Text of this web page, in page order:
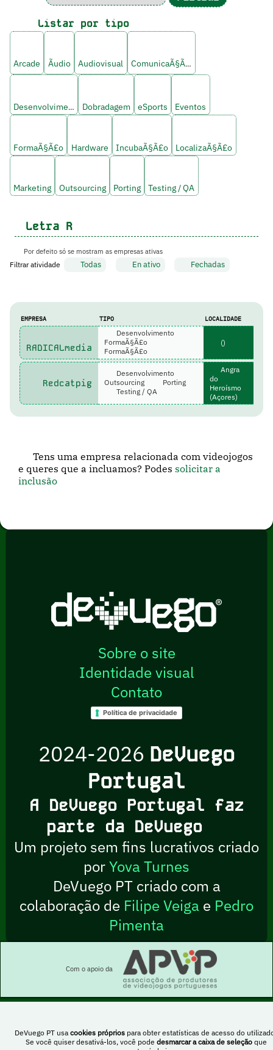
Listar por tipo
Arcade Ãudio Audiovisual ComunicaÃ§Ã£o
Desenvolvimento Dobradagem eSports Eventos
FormaÃ§Ã£o Hardware IncubaÃ§Ã£o LocalizaÃ§Ã£o
Marketing Outsourcing Porting Testing / QA
Letra R
Por defeito só se mostram as empresas ativas
Filtrar atividade Todas En ativo Fechadas
EMPRESA TIPO LOCALIDADE
RADICALmedia
Desenvolvimento
FormaÃ§Ã£o
FormaÃ§Ã£o
()
Redcatpig
Desenvolvimento
Outsourcing
Porting
Testing / QA
Angra
do
Heroísmo
(Açores)
Tens uma empresa relacionada com videojogos
e queres que a incluamos? Podes solicitar a
inclusão
DeVuego PT usa cookies própriospara obter estatísticas de acesso do
Se você quiser desativá-los, você pode desmarcar a caixa de seleção que
Sobre o site
Identidade visual
Contato
Política de privacidade
2024-2026 DeVuego
Portugal
A DeVuego Portugal faz
parte da DeVuego
Um projeto sem fins lucrativos criado
porYova Turnes
DeVuego PT criado com a
colaboração de Filipe Veiga e Pedro
Pimenta
Com o apoio da
Esta obra está sob uma licença Creative Commons Atribuição-NãoComercial-
PartilhaIgual 4.0 Internacional